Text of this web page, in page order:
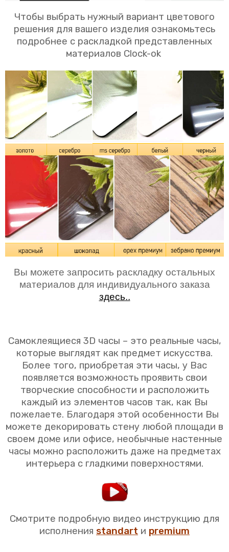
Чтобы выбрать нужный вариант цветового
решения для вашего изделия ознакомьтесь
подробнее с раскладкой представленных
материалов Clock-ok
Вы можете запросить раскладку остальных
материалов для индивидуального заказа
здесь..
Самоклеящиеся 3D часы – это реальные часы,
которые выглядят как предмет искусства.
Более того, приобретая эти часы, у Вас
появляется возможность проявить свои
творческие способности и расположить
каждый из элементов часов так, как Вы
пожелаете. Благодаря этой особенности Вы
можете декорировать стену любой площади в
своем доме или офисе, необычные настенные
часы можно расположить даже на предметах
интерьера с гладкими поверхностями.
Смотрите подробную видео инструкцию для
исполнения standart и premium